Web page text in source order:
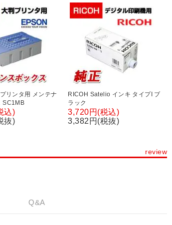
リンタ用 メンテナ
SC1MB
込)
抜)
RICOH Satelio インキ タイプI ブ
ラック
3,720円(税込)
3,382円(税抜)
review
Q&A